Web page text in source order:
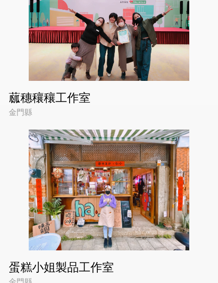
蓏穗穰穰工作室
金門縣
蛋糕小姐製品工作室